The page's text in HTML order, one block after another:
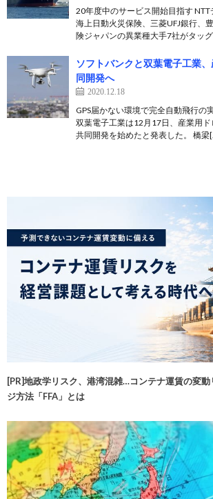
20年度中のサービス開始目指す
海上日動火災保険、三菱UFJ銀行、
険ジャパンの異業種大手7社がタッ
ソフトバンクと双葉電子工業
同開発へ
2020.12.18
GPS届かない環境で完全自動飛行の
双葉電子工業は12月17日、産業用
共同開発を始めたと発表した。 橋梁
[PR]地政学リスク、港湾混雑…コンテナ運賃の変
ジ方法「FFA」とは